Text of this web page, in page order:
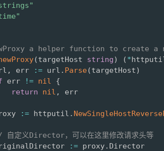
a helper function to create a
(targetHost string) (*
, err := url . Parse(targetHost)
err != nil
{
return
nil ,
err
:= httputil .
定义Director，可以在这里修改请求头等
:= proxy. Director